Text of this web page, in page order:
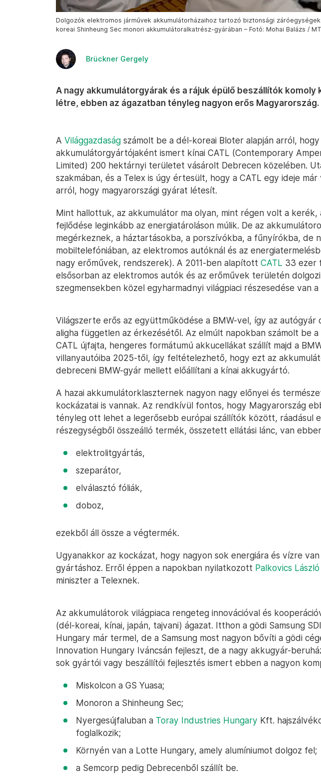
Dolgozók elektromos járművek akkumulátorházaihoz tartozó biztonsági
koreai Shinheung Sec monori akkumulátoralkatrész-gyárában – Fotó: Mohai Balázs /
Brückner Gergely
A nagy akkumulátorgyárak és a rájuk épülő beszállítók komoly
létre, ebben az ágazatban tényleg nagyon erős Magyarország.
A Világgazdaság számolt be a dél-koreai Bloter alapján arról,
akkumulátorgyártójaként ismert kínai CATL (Contemporary
Limited) 200 hektárnyi területet vásárolt Debrecen közelében.
szakmában, és a Telex is úgy értesült, hogy a CATL egy ideje
arról, hogy magyarországi gyárat létesít.
Mint hallottuk, az akkumulátor ma olyan, mint régen volt a kerék,
fejlődése leginkább az energiatároláson múlik. De az
megérkeznek, a háztartásokba, a porszívókba, a fűnyírókba, de
mobiltelefóniában, az elektromos autóknál és az
nagy erőművek, rendszerek). A 2011-ben alapított CATL 33 ezer
elsősorban az elektromos autók és az erőművek területén
szegmensekben közel egyharmadnyi világpiaci részesedése van a
Világszerte erős az együttműködése a BMW-vel, így az autógyár
aligha független az érkezésétől. Az elmúlt napokban számolt be
CATL újfajta, hengeres formátumú akkucellákat szállít majd a
villanyautóiba 2025-től, így feltételezhető, hogy ezt az
debreceni BMW-gyár mellett előállítani a kínai akkugyártó.
A hazai akkumulátorklaszternek nagyon nagy előnyei és
kockázatai is vannak. Az rendkívül fontos, hogy Magyarország
tényleg ott lehet a legerősebb európai szállítók között, ráadásul
részegységből összeálló termék, összetett ellátási lánc, van
elektrolitgyártás,
szeparátor,
elválasztó fóliák,
doboz,
ezekből áll össze a végtermék.
Ugyanakkor az kockázat, hogy nagyon sok energiára és vízre
gyártáshoz. Erről éppen a napokban nyilatkozott Palkovics László
miniszter a Telexnek.
Az akkumulátorok világpiaca rengeteg innovációval és
(dél-koreai, kínai, japán, tajvani) ágazat. Itthon a gödi Samsung
Hungary már termel, de a Samsung most nagyon bővíti a gödi
Innovation Hungary Iváncsán fejleszt, de a nagy akkugyár-
sok gyártói vagy beszállítói fejlesztés ismert ebben a nagyon
Miskolcon a GS Yuasa;
Monoron a Shinheung Sec;
Nyergesújfaluban a Toray Industries Hungary Kft.
foglalkozik;
Környén van a Lotte Hungary, amely alumíniumot dolgoz fel;
a Semcorp pedig Debrecenből szállít be.